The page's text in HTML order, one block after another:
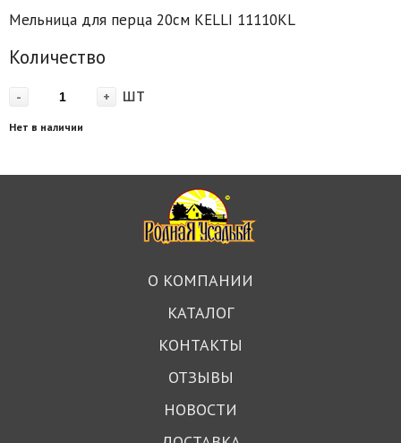
Мельница для перца 20см KELLI 11110KL
Количество
- + шт
Нет в наличии
О КОМПАНИИ
КАТАЛОГ
КОНТАКТЫ
ОТЗЫВЫ
НОВОСТИ